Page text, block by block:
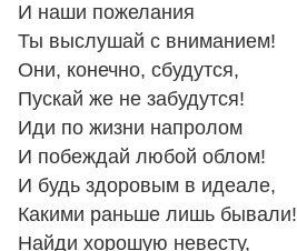
И наши пожелания
Ты выслушай с вниманием!
Они, конечно, сбудутся,
Пускай же не забудутся!
Иди по жизни напролом
И побеждай любой облом!
И будь здоровым в идеале,
Какими раньше лишь бывали!
Найди хорошую невесту,